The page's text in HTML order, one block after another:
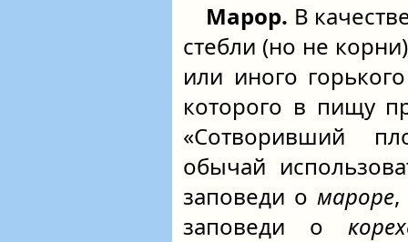
Марор. В
стебли (но не
или иного
которого в пищу
«Сотворивший
обычай
заповеди омароре,
заповеди о